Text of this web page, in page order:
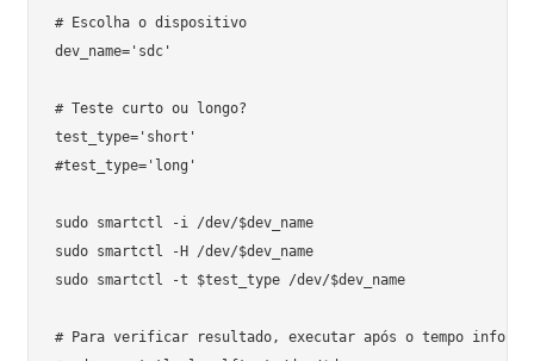
# Escolha o dispositivo
dev_name='sdc'
# Teste curto ou longo?
test_type='short'
#test_type='long'
sudo smartctl -i /dev/$dev_name
sudo smartctl -H /dev/$dev_name
sudo smartctl -t $test_type /dev/$dev_name
# Para verificar resultado, executar após o tempo